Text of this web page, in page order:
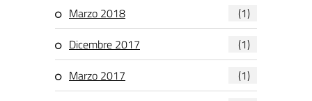
Marzo 2018
(1)
Dicembre 2017
(1)
Marzo 2017
(1)